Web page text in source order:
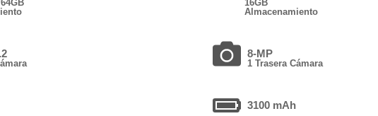
16GB
Almacenamiento
8-MP
1 Trasera Cámara
3100 mAh